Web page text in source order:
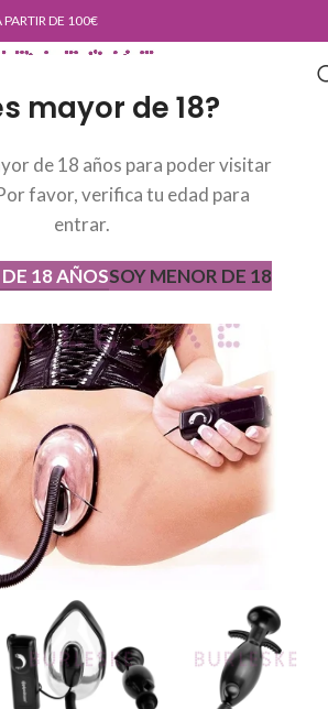
mayor de 18?
de 18 años para poder visitar
favor, verifica tu edad para
entrar.
18 AÑOSSOY MENOR DE 18
PARTIR DE 100€
agrandar